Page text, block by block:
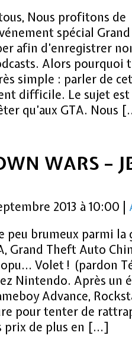
Nous profitons de
spécial
afin d’enregistrer
Alors pourquoi
simple : parler de
difficile. Le sujet
qu’aux GTA. Nous
WARS –
2013 à 10:00
peu brumeux parmi
Grand Theft Auto
Volet ! (pardon
Nintendo. Après un
Advance,
pour tenter de
prix de plus en […]